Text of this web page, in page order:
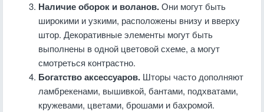
Наличие оборок и воланов.Они могут быть
широкими и узкими, расположены внизу и вверху
штор. Декоративные элементы могут быть
выполнены в одной цветовой схеме, а могут
смотреться контрастно.
Богатство аксессуаров. Шторы часто дополняют
ламбрекенами, вышивкой, бантами, подхватами,
кружевами, цветами, брошами и бахромой.